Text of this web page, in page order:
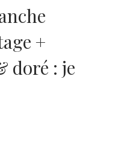
+
doré : je